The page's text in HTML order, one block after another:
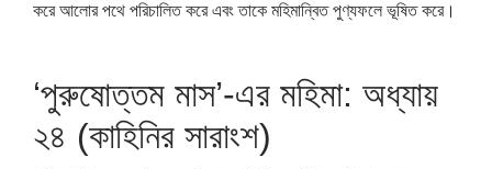
করে আলোর পথে পরিচালিত করে এবং তাকে মহিমান্বিত পুণ্যফলে ভূষিত করে।
‘পুরুষোত্তম মাস’-এর মহিমা: অধ্যায়
২৪ (কাহিনির সারাংশ)